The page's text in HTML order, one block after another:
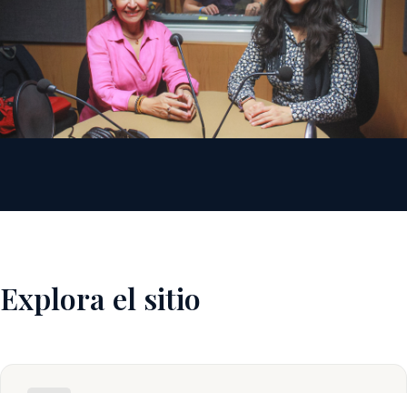
Explora el sitio